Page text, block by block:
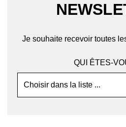
Je souhaite recevoir toutes
QUI ÊTES-